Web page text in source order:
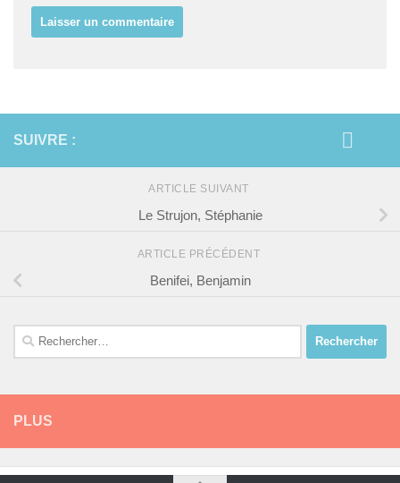
SUIVRE :
ARTICLE SUIVANT
Le Strujon, Stéphanie
ARTICLE PRÉCÉDENT
Benifei, Benjamin
Rechercher :
PLUS